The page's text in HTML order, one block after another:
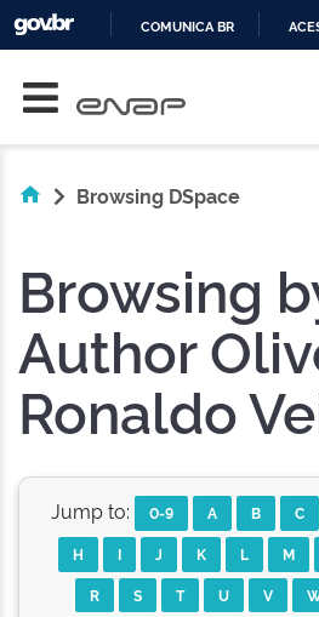
COMUNICA BR
Browsing DSpace
Browsing
Author
Ronaldo
Jump to: 0-9 A B C
H
I J K L M
R
S T U V